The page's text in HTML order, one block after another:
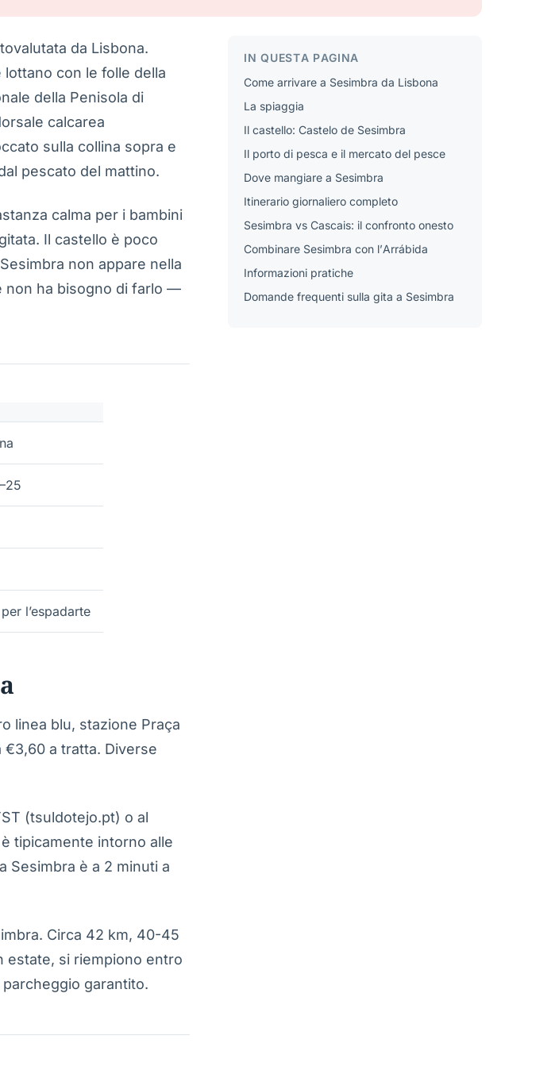
da Lisbona.
con le folle della
della Penisola di
calcarea
sulla collina sopra e
pescato del mattino.
calma per i bambini
Il castello è poco
non appare nella
non ha bisogno di farlo —
l’espadarte
linea blu, stazione Praça
a tratta. Diverse
(tsuldotejo.pt) o al
tipicamente intorno alle
Sesimbra è a 2 minuti a
Circa 42 km, 40-45
estate, si riempiono entro
garantito.
IN QUESTA PAGINA
Come arrivare a Sesimbra da Lisbona
La spiaggia
Il castello: Castelo de Sesimbra
Il porto di pesca e il mercato del pesce
Dove mangiare a Sesimbra
Itinerario giornaliero completo
Sesimbra vs Cascais: il confronto onesto
Combinare Sesimbra con l’Arrábida
Informazioni pratiche
Domande frequenti sulla gita a Sesimbra